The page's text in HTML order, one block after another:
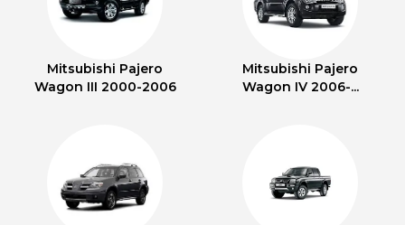
Mitsubishi Pajero
Wagon III 2000-2006
Mitsubishi Pajero
Wagon IV 2006-...